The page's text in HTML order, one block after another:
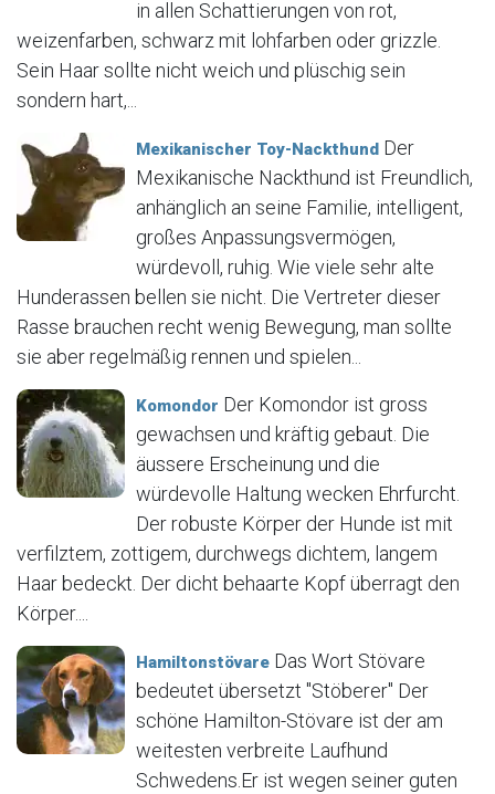
in allen Schattierungen von rot,
weizenfarben, schwarz mit lohfarben oder grizzle.
Sein Haar sollte nicht weich und plüschig sein
sondern hart,...
Mexikanischer Toy-Nackthund Der
Mexikanische Nackthund ist Freundlich,
anhänglich an seine Familie, intelligent,
großes Anpassungsvermögen,
würdevoll, ruhig. Wie viele sehr alte
Hunderassen bellen sie nicht. Die Vertreter dieser
Rasse brauchen recht wenig Bewegung, man sollte
sie aber regelmäßig rennen und spielen...
Komondor Der Komondor ist gross
gewachsen und kräftig gebaut. Die
äussere Erscheinung und die
würdevolle Haltung wecken Ehrfurcht.
Der robuste Körper der Hunde ist mit
verfilztem, zottigem, durchwegs dichtem, langem
Haar bedeckt. Der dicht behaarte Kopf überragt den
Körper....
Hamiltonstövare Das Wort Stövare
bedeutet übersetzt "Stöberer" Der
schöne Hamilton-Stövare ist der am
weitesten verbreite Laufhund
Schwedens.Er ist wegen seiner guten